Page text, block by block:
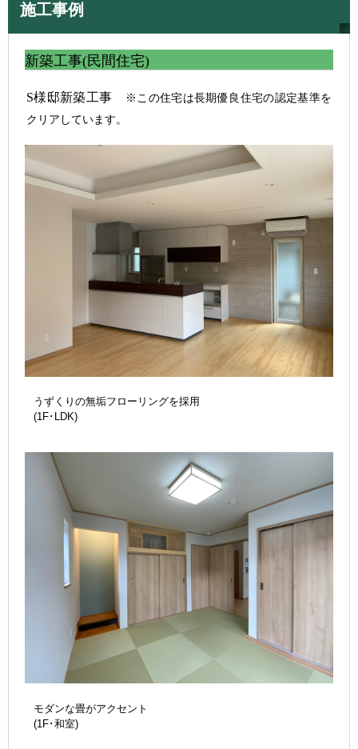
施工事例
新築工事(民間住宅)
S様邸新築工事
※この住宅は長期優良住宅の認定基準を
クリアしています。
うずくりの無垢フローリングを採用
(1F･LDK)
モダンな畳がアクセント
(1F･和室)